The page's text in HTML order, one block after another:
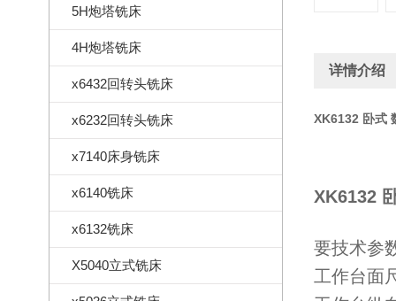
5H炮塔铣床
4H炮塔铣床
x6432回转头铣床
x6232回转头铣床
x7140床身铣床
x6140铣床
x6132铣床
X5040立式铣床
详情介绍
XK6132 卧式
XK6132
要技术参
工作台面